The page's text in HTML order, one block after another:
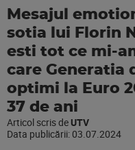
Mesajul
sotia lui Florin
esti tot ce mi-
care Generatia
optimi la Euro
37 de ani
Articol scris de UTV
Data publicării: 03.07.2024